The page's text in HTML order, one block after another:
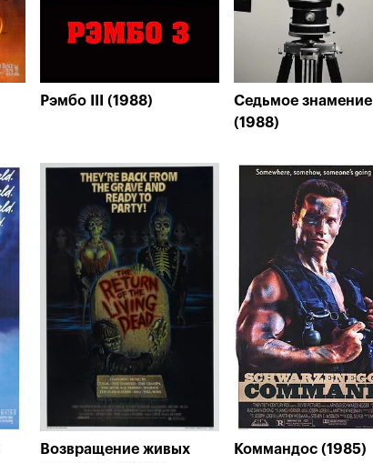
Рэмбо III (1988)
Седьмое знамение
(1988)
Возвращение живых
Коммандос (1985)